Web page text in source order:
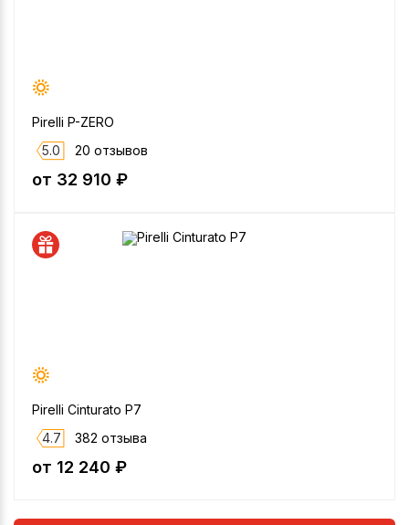
Pirelli P-ZERO
5.0
20 отзывов
от 32 910 ₽
Pirelli Cinturato P7
4.7
382 отзыва
от 12 240 ₽